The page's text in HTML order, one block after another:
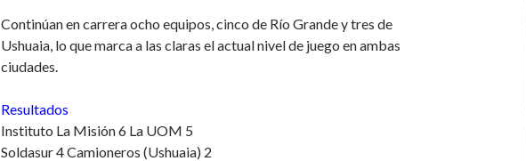
Continúan en carrera ocho equipos, cinco de Río Grande y tres de
Ushuaia, lo que marca a las claras el actual nivel de juego en ambas
ciudades.
Resultados
Instituto La Misión 6 La UOM 5
Soldasur 4 Camioneros (Ushuaia) 2